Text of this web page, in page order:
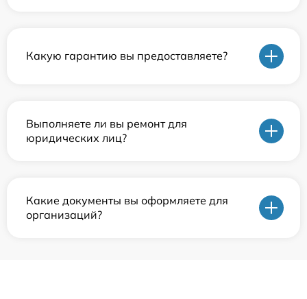
Какую гарантию вы предоставляете?
Выполняете ли вы ремонт для
юридических лиц?
Какие документы вы оформляете для
организаций?